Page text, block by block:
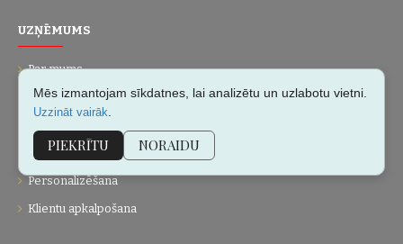
UZŅĒMUMS
Par mums
Kontakti
Dāvanu kartes
Personalizēšana
Klientu apkalpošana
Mēs izmantojam sīkdatnes, lai analizētu un uzlabotu vietni.
Uzzināt vairāk
PIEKRĪTU NORAIDU